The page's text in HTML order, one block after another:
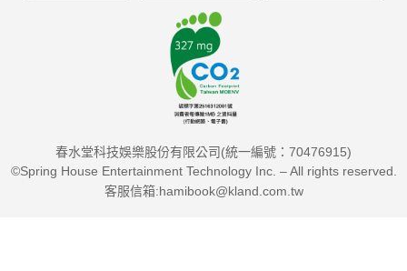
春水堂科技娛樂股份有限公司(統一編號：70476915)
©Spring House Entertainment Technology Inc. – All rights reserved.
客服信箱:hamibook@kland.com.tw